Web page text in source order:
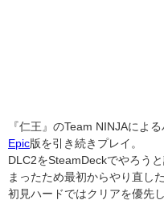
『仁王』のTeam NINJAによ
Epic版を引き続きプレイ。
DLC2をSteamDeckでやろう
まったため最初からやり直した
初見ハードではクリアを優先